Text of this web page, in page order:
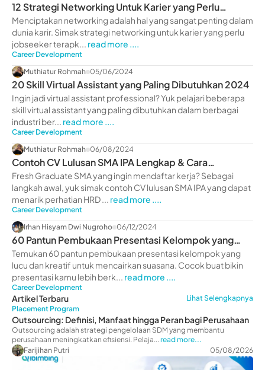
12 Strategi Networking Untuk Karier yang Perlu
Jobseeker Terapkan
Menciptakan networking adalah hal yang sangat penting dalam
dunia karir. Simak strategi networking untuk karier yang perlu
jobseeker terapk... read more ....
Career Development
Muthiatur Rohmah 05/06/2024
20 Skill Virtual Assistant yang Paling Dibutuhkan 2024
Ingin jadi virtual assistant professional? Yuk pelajari beberapa
skill virtual assistant yang paling dibutuhkan dalam berbagai
industri ber... read more ....
Career Development
Muthiatur Rohmah 06/08/2024
Contoh CV Lulusan SMA IPA Lengkap & Cara
Membuatnya 2024
Fresh Graduate SMA yang ingin mendaftar kerja? Sebagai
langkah awal, yuk simak contoh CV lulusan SMA IPA yang dapat
menarik perhatian HRD ... read more ....
Career Development
Irhan Hisyam Dwi Nugroho 06/12/2024
60 Pantun Pembukaan Presentasi Kelompok yang
Lucu
Temukan 60 pantun pembukaan presentasi kelompok yang
lucu dan kreatif untuk mencairkan suasana. Cocok buat bikin
presentasi kamu lebih berk... read more ....
Career Development
Artikel Terbaru
Lihat Selengkapnya
Placement Program
Outsourcing: Definisi, Manfaat hingga Peran bagi Perusahaan
Outsourcing adalah strategi pengelolaan SDM yang membantu
perusahaan meningkatkan efisiensi. Pelaja...read more...
Farijihan Putri
05/08/2026